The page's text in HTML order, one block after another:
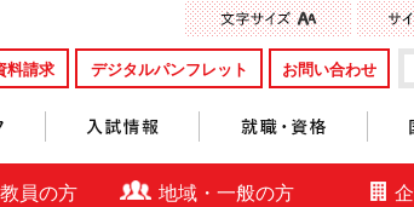
料請求 デジタルパンフレット お問い合わせ
員の方 地域・一般の方